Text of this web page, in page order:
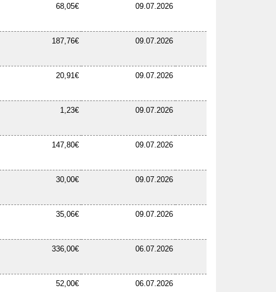
68,05€ 09.07.2026
187,76€ 09.07.2026
20,91€ 09.07.2026
1,23€ 09.07.2026
147,80€ 09.07.2026
30,00€ 09.07.2026
35,06€ 09.07.2026
336,00€ 06.07.2026
52,00€ 06.07.2026